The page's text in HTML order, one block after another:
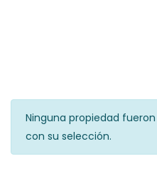
Ninguna propiedad
con su selección.